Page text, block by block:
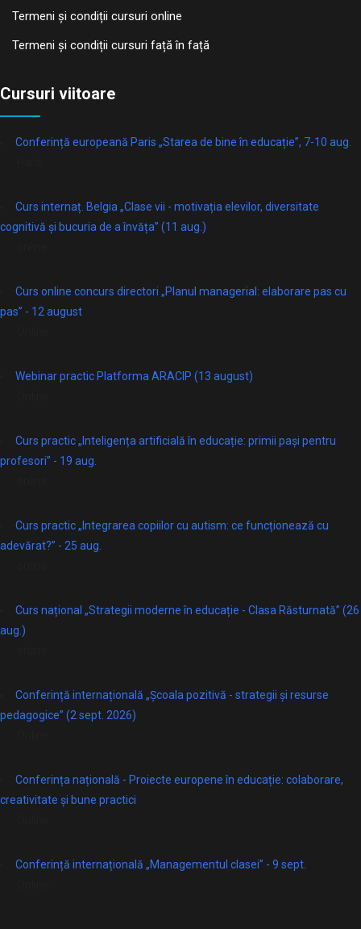
Termeni și condiții cursuri online
Termeni și condiții cursuri față în față
Cursuri viitoare
Conferință europeană Paris „Starea de bine în educație”, 7-10 aug.
Curs internaț. Belgia „Clase vii - motivația elevilor, diversitate
cognitivă și bucuria de a învăța” (11 aug.)
Curs online concurs directori „Planul managerial: elaborare pas cu
pas” - 12 august
Webinar practic Platforma ARACIP (13 august)
Curs practic „Inteligența artificială în educație: primii pași pentru
profesori” - 19 aug.
Curs practic „Integrarea copiilor cu autism: ce funcționează cu
adevărat?” - 25 aug.
Curs național „Strategii moderne în educație - Clasa Răsturnată” (26
aug.)
Conferință internațională „Școala pozitivă - strategii și resurse
pedagogice” (2 sept. 2026)
Conferința națională - Proiecte europene în educație: colaborare,
creativitate și bune practici
Conferință internațională „Managementul clasei” - 9 sept.